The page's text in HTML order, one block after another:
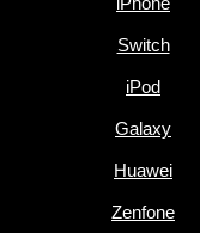
Switch
iPod
Galaxy
Huawei
Zenfone